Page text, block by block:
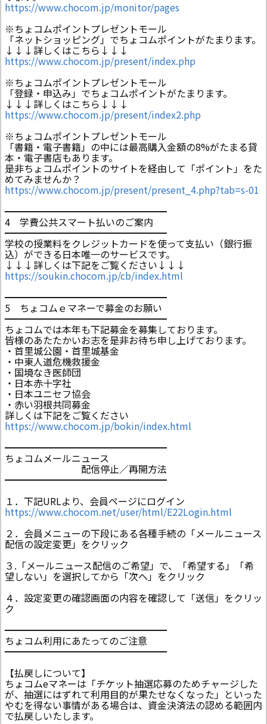
https://www.chocom.jp/monitor/pages
※ちょコムポイントプレゼントモール
「ネットショッピング」でちょコムポイントがたまります。
↓↓↓詳しくはこちら↓↓↓
https://www.chocom.jp/present/index.php
※ちょコムポイントプレゼントモール
「登録・申込み」でちょコムポイントがたまります。
↓↓↓詳しくはこちら↓↓↓
https://www.chocom.jp/present/index2.php
※ちょコムポイントプレゼントモール
「書籍・電子書籍」の中には最高購入金額の8%がたまる貸
本・電子書店もあります。
是非ちょコムポイントのサイトを経由して「ポイント」をた
めてみませんか？
https://www.chocom.jp/present/present_4.php?tab=s-01
━━━━━━━━━━━━━━━━━
4 学費公共スマート払いのご案内
━━━━━━━━━━━━━━━━━
学校の授業料をクレジットカードを使って支払い（銀行振
込）ができる日本唯一のサービスです。
↓↓↓詳しくは下記をご覧ください↓↓↓
https://soukin.chocom.jp/cb/index.html
━━━━━━━━━━━━━━━━━
5 ちょコムｅマネーで募金のお願い
━━━━━━━━━━━━━━━━━
ちょコムでは本年も下記募金を募集しております。
皆様のあたたかいお志を是非お待ち申し上げております。
・首里城公園・首里城基金
・中東人道危機救援金
・国境なき医師団
・日本赤十字社
・日本ユニセフ協会
・赤い羽根共同募金
詳しくは下記をご覧ください
https://www.chocom.jp/bokin/index.html
━━━━━━━━━━━━━━━━━
ちょコムメールニュース
配信停止／再開方法
━━━━━━━━━━━━━━━━━
１．下記URLより、会員ページにログイン
https://www.chocom.net/user/html/E22Login.html
２．会員メニューの下段にある各種手続の「メールニュース
配信の設定変更」をクリック
３.「メールニュース配信のご希望」で、「希望する」「希
望しない」を選択してから「次へ」をクリック
４．設定変更の確認画面の内容を確認して「送信」をクリッ
ク
━━━━━━━━━━━━━━━━━
ちょコム利用にあたってのご注意
━━━━━━━━━━━━━━━━━
【払戻しについて】
ちょコムeマネーは「チケット抽選応募のためチャージした
が、抽選にはずれて利用目的が果たせなくなった」といった
やむを得ない事情がある場合は、資金決済法の認める範囲内
で払戻しいたします。